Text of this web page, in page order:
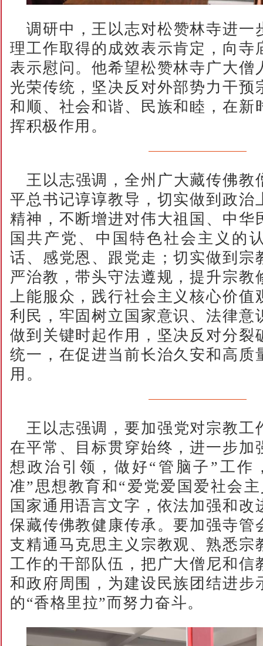
调研中，王以志对松赞林寺进一
理工作取得的成效表示肯定，向寺
表示慰问。他希望松赞林寺广大僧
光荣传统，坚决反对外部势力干预
和顺、社会和谐、民族和睦，在新
挥积极作用。
王以志强调，全州广大藏传佛教
平总书记谆谆教导，切实做到政治
精神，不断增进对伟大祖国、中华
国共产党、中国特色社会主义的
话、感党恩、跟党走；切实做到宗
严治教，带头守法遵规，提升宗教
上能服众，践行社会主义核心价
利民，牢固树立国家意识、法律意
做到关键时起作用，坚决反对分裂
统一，在促进当前长治久安和高质
用。
王以志强调，要加强党对宗教工
在平常、目标贯穿始终，进一步加
想政治引领，做好“管脑子”工作
准”思想教育和“爱党爱国爱社会
国家通用语言文字，依法加强和改
保藏传佛教健康传承。要加强寺管
支精通马克思主义宗教观、熟悉宗
工作的干部队伍，把广大僧尼和信
和政府周围，为建设民族团结进步
的“香格里拉”而努力奋斗。